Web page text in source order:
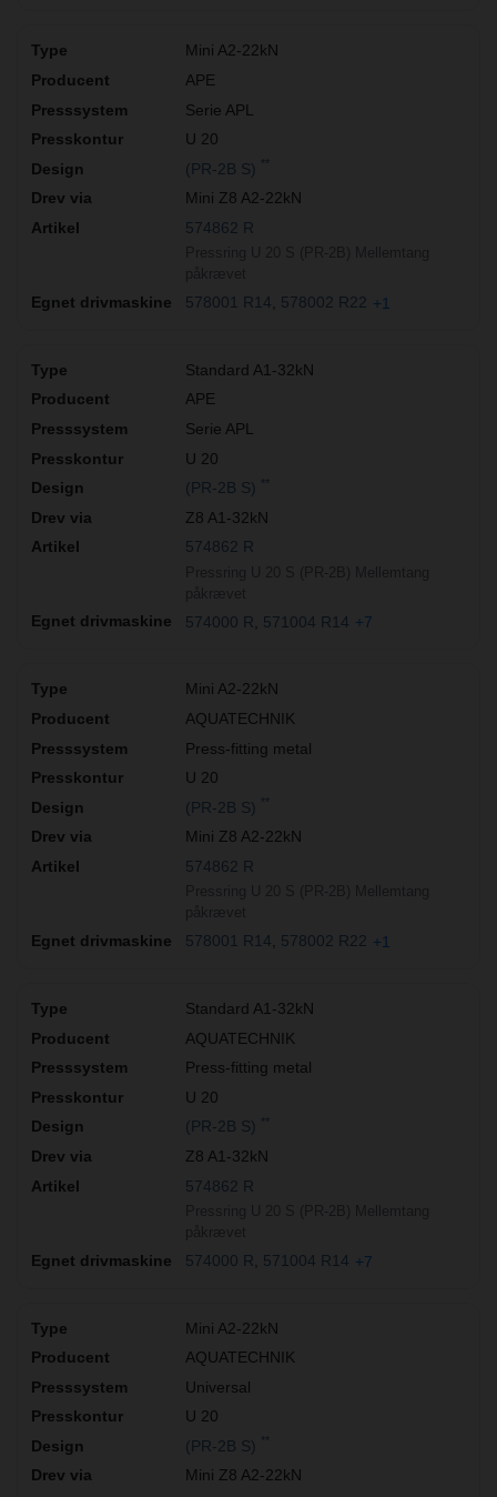
Mini A2-22kN
APE
Serie APL
U 20
(PR-2B S)
Mini Z8 A2-22kN
574862 R
578001 R14 578002 R22 +1
Standard A1-32kN
APE
Serie APL
U 20
(PR-2B S)
Z8 A1-32kN
574862 R
574000 R 571004 R14 +7
Mini A2-22kN
AQUATECHNIK
Press-fitting metal
U 20
(PR-2B S)
Mini Z8 A2-22kN
574862 R
578001 R14 578002 R22 +1
Standard A1-32kN
AQUATECHNIK
Press-fitting metal
U 20
(PR-2B S)
Z8 A1-32kN
574862 R
574000 R 571004 R14 +7
Mini A2-22kN
AQUATECHNIK
Universal
U 20
(PR-2B S)
Mini Z8 A2-22kN